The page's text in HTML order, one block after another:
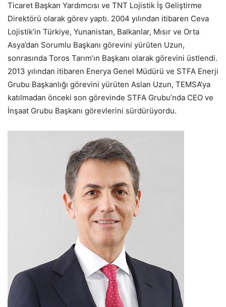
Ticaret Başkan Yardımcısı ve TNT Lojistik İş Geliştirme
Direktörü olarak görev yaptı. 2004 yılından itibaren Ceva
Lojistik’in Türkiye, Yunanistan, Balkanlar, Mısır ve Orta
Asya’dan Sorumlu Başkanı görevini yürüten Uzun,
sonrasında Toros Tarım’ın Başkanı olarak görevini üstlendi.
2013 yılından itibaren Enerya Genel Müdürü ve STFA Enerji
Grubu Başkanlığı görevini yürüten Aslan Uzun, TEMSA’ya
katılmadan önceki son görevinde STFA Grubu’nda CEO ve
İnşaat Grubu Başkanı görevlerini sürdürüyordu.